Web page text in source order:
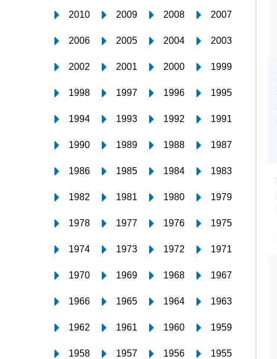
2010 2009 2008 2007
2006 2005 2004 2003
2002 2001 2000 1999
1998 1997 1996 1995
1994 1993 1992 1991
1990 1989 1988 1987
1986 1985 1984 1983
1982 1981 1980 1979
1978 1977 1976 1975
1974 1973 1972 1971
1970 1969 1968 1967
1966 1965 1964 1963
1962 1961 1960 1959
1958 1957 1956 1955